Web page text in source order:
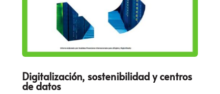
Digitalización, sostenibilidad y centros
de datos